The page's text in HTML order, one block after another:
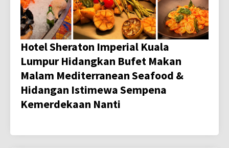
Hotel Sheraton Imperial Kuala
Lumpur Hidangkan Bufet Makan
Malam Mediterranean Seafood &
Hidangan Istimewa Sempena
Kemerdekaan Nanti